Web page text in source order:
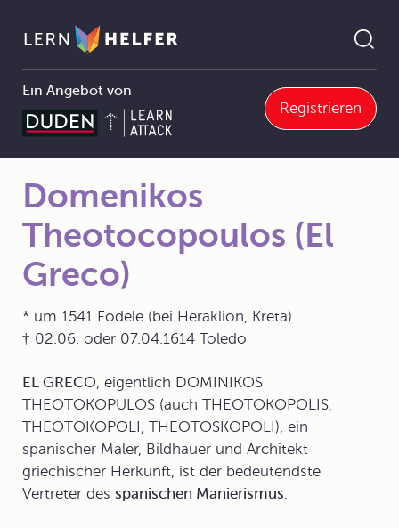
Ein Angebot von
Registrieren
Pfadnavigation
2.3.5 Manierismus (Spätrenaissance, 1520/30-1600) Domenikos Theotocopoulos (El Greco)
Domenikos
Theotocopoulos (El
Greco)
* um 1541 Fodele (bei Heraklion, Kreta)
† 02.06. oder 07.04.1614 Toledo
EL GRECO, eigentlich DOMINIKOS
THEOTOKOPULOS (auch THEOTOKOPOLIS,
THEOTOKOPOLI, THEOTOSKOPOLI), ein
spanischer Maler, Bildhauer und Architekt
griechischer Herkunft, ist der bedeutendste
Vertreter des spanischen Manierismus.